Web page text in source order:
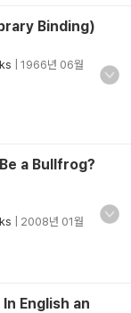
Binding)
1966년 06월
a Bullfrog?
2008년 01월
English an